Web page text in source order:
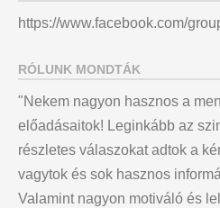
https://www.facebook.com/
RÓLUNK MONDTÁK
"Nekem nagyon hasznos a
előadásaitok! Leginkább az
részletes válaszokat adtok a
vagytok és sok hasznos
Valamint nagyon motiváló és